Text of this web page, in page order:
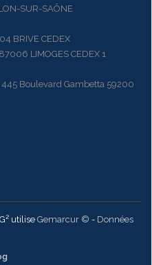
SUR-SAÔNE
BRIVE CEDEX
LIMOGES CEDEX 1
Boulevard Gambetta 59200
utilise Gemarcur © - Données